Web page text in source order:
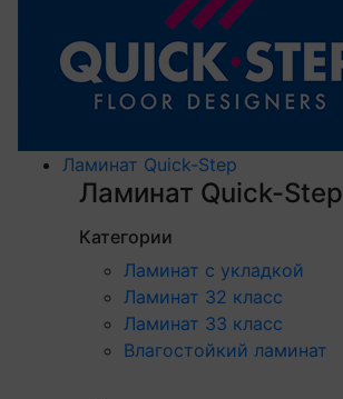
Ламинат Quick-Step
Ламинат Quick-Step
Категории
Ламинат с укладкой
Ламинат 32 класс
Ламинат 33 класс
Влагостойкий ламинат